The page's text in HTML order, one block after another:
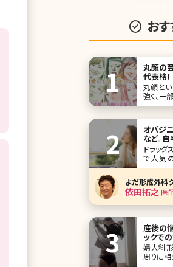
お
丸顔の
代表格!
丸顔と
強く、一
ほどです
特に人
てみました！ 第1位新垣結
オバジ
など。
ドラッグ
で人気
(Obagi)
美容液
ではない
ズのワン
ィカル
よだ形成外科
依田拓之 医
産後の
ックで
とは
婦人科
周りに相